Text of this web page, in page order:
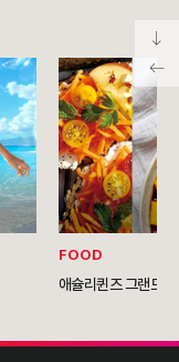
FOOD
애슐리퀸즈 그랜드